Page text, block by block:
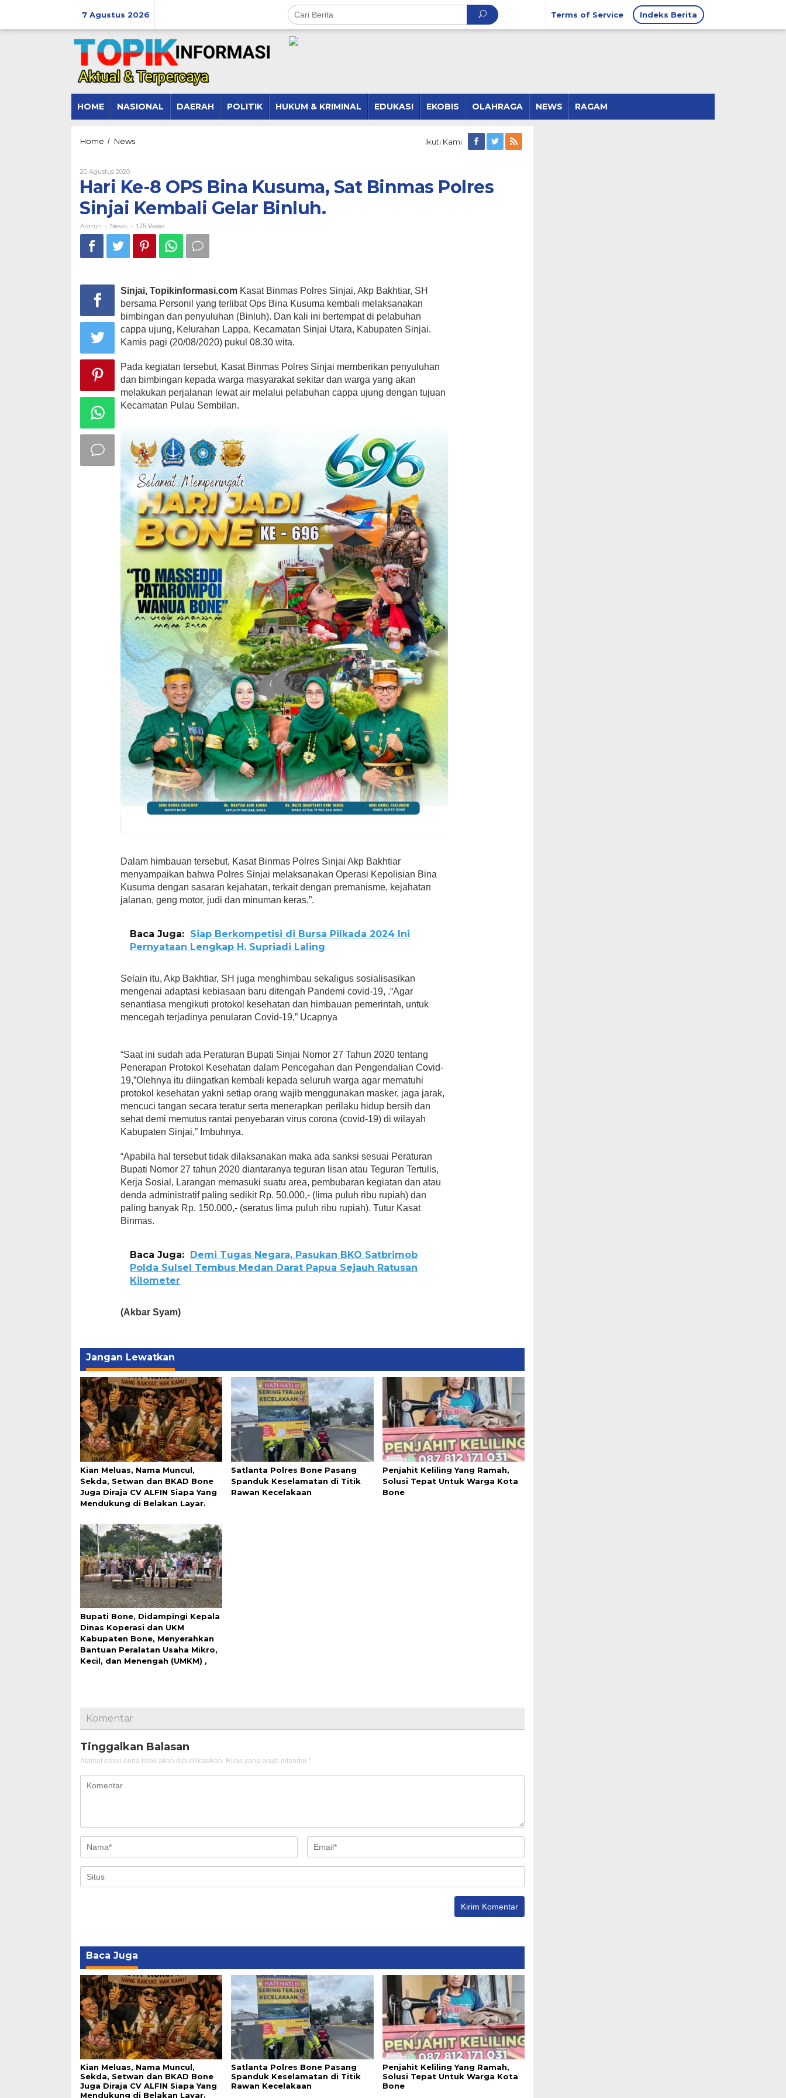
7 Agustus 2026 Terms of Service Indeks Berita
HOME NASIONAL DAERAH POLITIK HUKUM & KRIMINAL EDUKASI EKOBIS OLAHRAGA NEWS RAGAM
Home / NewsHari
Bina
Kusuma,
Sat
Binmas
Polres
Sinjai
Kembali
Gelar
Ikuti Kami
20 Agustus 2020Oleh
Admin
Hari Ke-8 OPS Bina Kusuma, Sat Binmas Polres
Sinjai Kembali Gelar Binluh.
Admin - News - 175 Views
Sinjai, Topikinformasi.com Kasat Binmas Polres Sinjai, Akp Bakhtiar, SH
bersama Personil yang terlibat Ops Bina Kusuma kembali melaksanakan
bimbingan dan penyuluhan (Binluh). Dan kali ini bertempat di pelabuhan
cappa ujung, Kelurahan Lappa, Kecamatan Sinjai Utara, Kabupaten Sinjai.
Kamis pagi (20/08/2020) pukul 08.30 wita.
Pada kegiatan tersebut, Kasat Binmas Polres Sinjai memberikan penyuluhan
dan bimbingan kepada warga masyarakat sekitar dan warga yang akan
melakukan perjalanan lewat air melalui pelabuhan cappa ujung dengan tujuan
Kecamatan Pulau Sembilan.
Dalam himbauan tersebut, Kasat Binmas Polres Sinjai Akp Bakhtiar
menyampaikan bahwa Polres Sinjai melaksanakan Operasi Kepolisian Bina
Kusuma dengan sasaran kejahatan, terkait dengan premanisme, kejahatan
jalanan, geng motor, judi dan minuman keras,”.
Baca Juga: Siap Berkompetisi di Bursa Pilkada 2024 Ini
Pernyataan Lengkap H. Supriadi Laling
Selain itu, Akp Bakhtiar, SH juga menghimbau sekaligus sosialisasikan
mengenai adaptasi kebiasaan baru ditengah Pandemi covid-19, .“Agar
senantiasa mengikuti protokol kesehatan dan himbauan pemerintah, untuk
mencegah terjadinya penularan Covid-19,” Ucapnya
“Saat ini sudah ada Peraturan Bupati Sinjai Nomor 27 Tahun 2020 tentang
Penerapan Protokol Kesehatan dalam Pencegahan dan Pengendalian Covid-
19,”Olehnya itu diingatkan kembali kepada seluruh warga agar mematuhi
protokol kesehatan yakni setiap orang wajib menggunakan masker, jaga jarak,
mencuci tangan secara teratur serta menerapkan perilaku hidup bersih dan
sehat demi memutus rantai penyebaran virus corona (covid-19) di wilayah
Kabupaten Sinjai,” Imbuhnya.
“Apabila hal tersebut tidak dilaksanakan maka ada sanksi sesuai Peraturan
Bupati Nomor 27 tahun 2020 diantaranya teguran lisan atau Teguran Tertulis,
Kerja Sosial, Larangan memasuki suatu area, pembubaran kegiatan dan atau
denda administratif paling sedikit Rp. 50.000,- (lima puluh ribu rupiah) dan
paling banyak Rp. 150.000,- (seratus lima puluh ribu rupiah). Tutur Kasat
Binmas.
Baca Juga:
Demi Tugas Negara, Pasukan BKO Satbrimob
Polda Sulsel Tembus Medan Darat Papua Sejauh Ratusan
Kilometer
(Akbar Syam)
Jangan Lewatkan
Kian Meluas, Nama Muncul,
Sekda, Setwan dan BKAD Bone
Juga Diraja CV ALFIN Siapa Yang
Mendukung di Belakan Layar.
Satlanta Polres Bone Pasang
Spanduk Keselamatan di Titik
Rawan Kecelakaan
Penjahit Keliling Yang Ramah,
Solusi Tepat Untuk Warga Kota
Bone
Bupati Bone, Didampingi Kepala
Dinas Koperasi dan UKM
Kabupaten Bone, Menyerahkan
Bantuan Peralatan Usaha Mikro,
Kecil, dan Menengah (UMKM) ,
Komentar
Tinggalkan Balasan
Alamat email Anda tidak akan dipublikasikan. Ruas yang wajib ditandai *
Baca Juga
Kian Meluas, Nama Muncul,
Sekda, Setwan dan BKAD Bone
Juga Diraja CV ALFIN Siapa Yang
Mendukung di Belakan Layar.
Satlanta Polres Bone Pasang
Spanduk Keselamatan di Titik
Rawan Kecelakaan
Penjahit Keliling Yang Ramah,
Solusi Tepat Untuk Warga Kota
Bone